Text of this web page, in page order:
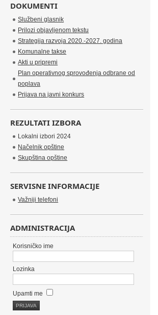
DOKUMENTI
Službeni glasnik
Prilozi objavljenom tekstu
Strategija razvoja 2020.-2027. godina
Komunalne takse
Akti u pripremi
Plan operativnog sprovođenja odbrane od
poplava
Prijava na javni konkurs
REZULTATI IZBORA
Lokalni izbori 2024
Načelnik opštine
Skupština opštine
SERVISNE INFORMACIJE
Važniji telefoni
ADMINISTRACIJA
Korisničko ime
Lozinka
Upamti me